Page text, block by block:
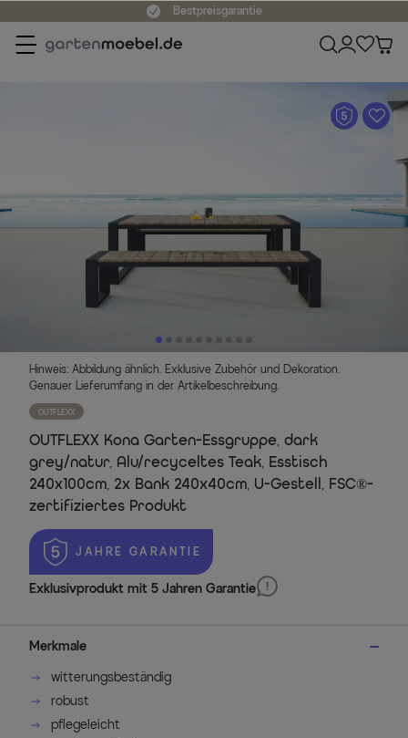
Bestpreisgarantie
A
Hinweis: Abbildung ähnlich. Exklusive Zubehör und Dekoration.
Genauer Lieferumfang in der Artikelbeschreibung.
OUTFLEXX
OUTFLEXX Kona Garten-Essgruppe, dark
grey/natur, Alu/recyceltes Teak, Esstisch
240x100cm, 2x Bank 240x40cm, U-Gestell, FSC®-
zertifiziertes Produkt
JAHRE GARANTIE
Exklusivprodukt mit 5 Jahren Garantie
Merkmale
witterungsbeständig
robust
pflegeleicht